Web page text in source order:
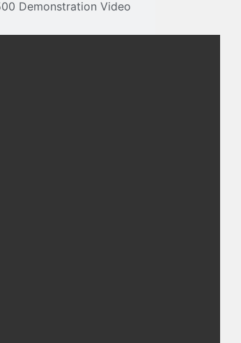
Demonstration Video